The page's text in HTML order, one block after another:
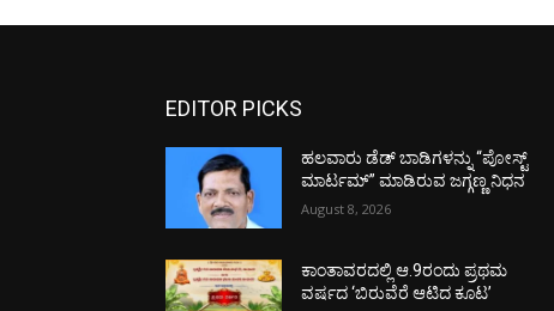
EDITOR PICKS
ಹಲವಾರು ಡೆಡ್ ಬಾಡಿಗಳನ್ನು “ಪೋಸ್ಟ್
ಮಾರ್ಟಮ್” ಮಾಡಿರುವ ಜಗ್ಗಣ್ಣ ನಿಧನ
August 8, 2026
ಕಾಂತಾವರದಲ್ಲಿ ಆ.9ರಂದು ಪ್ರಥಮ
ವರ್ಷದ ‘ಬಿರುವೆರೆ ಆಟಿದ ಕೂಟ’